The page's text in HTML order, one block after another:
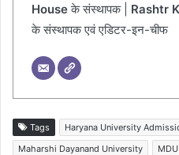
Houseके संस्थापक | Rashtr
के संस्थापक एवं एडिटर-इन-चीफ
Tags Haryana University
Maharshi Dayanand University